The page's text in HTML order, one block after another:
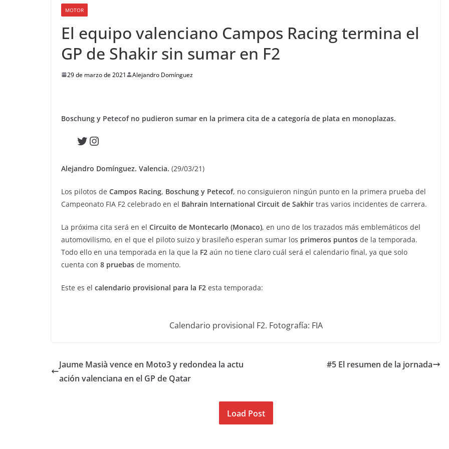
MOTOR
El equipo valenciano Campos Racing termina el
GP de Shakir sin sumar en F2
29 de marzo de 2021 Alejandro Domínguez
Boschung y Petecof no pudieron sumar en la primera cita de a categoría de plata en monoplazas.
Twitter
Instagram
Alejandro Domínguez. Valencia. (29/03/21)
Los pilotos de Campos Racing, Boschung y Petecof, no consiguieron ningún punto en la primera prueba del
Campeonato FIA F2 celebrado en el Bahrain International Circuit de Sakhir tras varios incidentes de carrera.
La próxima cita será en el Circuito de Montecarlo (Monaco), en uno de los trazados más emblemáticos del
automovilismo, en el que el piloto suizo y brasileño esperan sumar los primeros puntos de la temporada.
Todo ello en una temporada en la que la F2 aún no tiene claro cuál será el calendario final, ya que solo
cuenta con 8 pruebas de momento.
Este es el calendario provisional para la F2 esta temporada:
Calendario provisional F2. Fotografía: FIA
Jaume Masià vence en Moto3 y redondea la actu
ación valenciana en el GP de Qatar
#5 El resumen de la jornada
Load Post